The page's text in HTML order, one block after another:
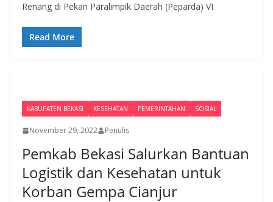
Renang di Pekan Paralimpik Daerah (Peparda) VI
Read More
KABUPATEN BEKASI KESEHATAN PEMERINTAHAN SOSIAL
November 29, 2022 Penulis
Pemkab Bekasi Salurkan Bantuan
Logistik dan Kesehatan untuk
Korban Gempa Cianjur